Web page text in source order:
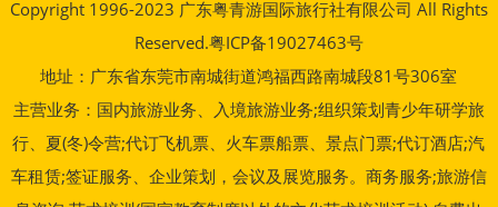
Copyright 1996-2023 广东粤青游国际旅行社有限公司 All Rights
Reserved.粤ICP备19027463号
地址：广东省东莞市南城街道鸿福西路南城段81号306室
主营业务：国内旅游业务、入境旅游业务;组织策划青少年研学旅
行、夏(冬)令营;代订飞机票、火车票船票、景点门票;代订酒店;汽
车租赁;签证服务、企业策划，会议及展览服务。商务服务;旅游信